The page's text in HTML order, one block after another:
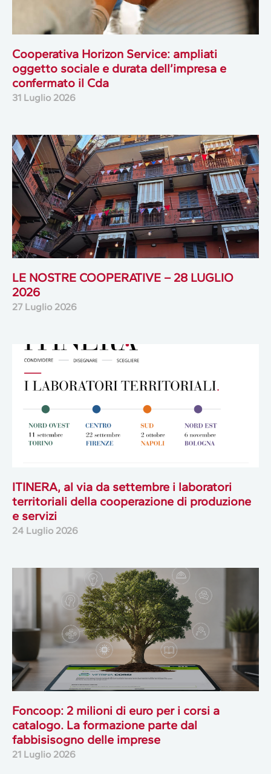
Cooperativa Horizon Service: ampliati
oggetto sociale e durata dell’impresa e
confermato il Cda
31 Luglio 2026
LE NOSTRE COOPERATIVE – 28 LUGLIO
2026
27 Luglio 2026
ITINERA, al via da settembre i laboratori
territoriali della cooperazione di produzione
e servizi
24 Luglio 2026
Foncoop: 2 milioni di euro per i corsi a
catalogo. La formazione parte dal
fabbisisogno delle imprese
21 Luglio 2026